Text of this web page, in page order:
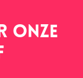
onze